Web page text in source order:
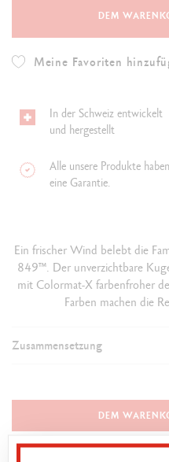
DEM
Meine Favoriten
In der Schweiz entwickelt
und hergestellt
Alle unsere Produkte haben
eine Garantie.
Ein frischer Wind belebt die
849™. Der unverzichtbare
mit Colormat-X farbenfroher
Farben machen die
Zusammensetzung
DEM